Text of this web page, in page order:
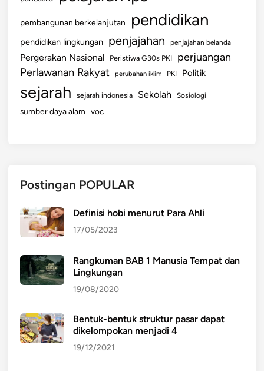
pembangunan berkelanjutan pendidikan
pendidikan lingkungan penjajahan penjajahan belanda
Pergerakan Nasional Peristiwa G30s PKI perjuangan
Perlawanan Rakyat perubahan iklim PKI Politik
sejarah sejarah indonesia Sekolah Sosiologi
sumber daya alam voc
Postingan POPULAR
Definisi hobi menurut Para Ahli
17/05/2023
Rangkuman BAB 1 Manusia Tempat dan
Lingkungan
19/08/2020
Bentuk-bentuk struktur pasar dapat
dikelompokan menjadi 4
19/12/2021